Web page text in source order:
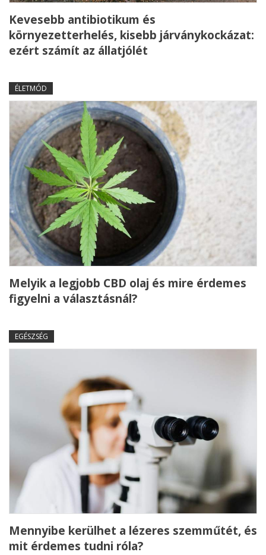
Kevesebb antibiotikum és
környezetterhelés, kisebb járványkockázat:
ezért számít az állatjólét
ÉLETMÓD
Melyik a legjobb CBD olaj és mire érdemes
figyelni a választásnál?
EGÉSZSÉG
Mennyibe kerülhet a lézeres szemműtét, és
mit érdemes tudni róla?